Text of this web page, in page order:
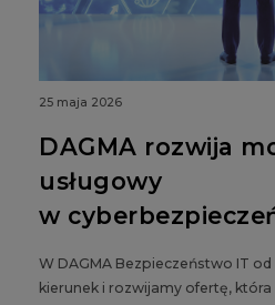
25 maja 2026
DAGMA rozwija
usługowy
w
W DAGMA Bezpieczeństwo IT
kierunek i rozwijamy ofertę,